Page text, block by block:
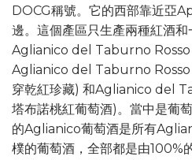
DOCG稱號。它的西部靠近亞
邊。這個產區只生產兩種紅酒和
Aglianico del Taburno Rosso (
Aglianico del Taburno Rosso
穿乾紅珍藏) 和Aglianico del
塔布諾桃紅葡萄酒)。當中是葡
的Aglianico葡萄酒是所有
樸的葡萄酒，全部都是由100%